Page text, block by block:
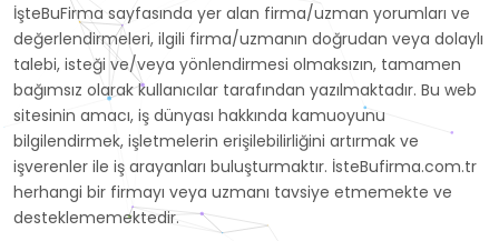
İşteBuFirma sayfasında yer alan firma/uzman yorumları ve
değerlendirmeleri, ilgili firma/uzmanın doğrudan veya dolaylı
talebi, isteği ve/veya yönlendirmesi olmaksızın, tamamen
bağımsız olarak kullanıcılar tarafından yazılmaktadır. Bu web
sitesinin amacı, iş dünyası hakkında kamuoyunu
bilgilendirmek, işletmelerin erişilebilirliğini artırmak ve
işverenler ile iş arayanları buluşturmaktır. İsteBufirma.com.tr
herhangi bir firmayı veya uzmanı tavsiye etmemekte ve
desteklememektedir.